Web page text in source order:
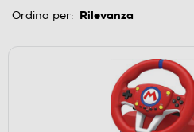
Ordina per: